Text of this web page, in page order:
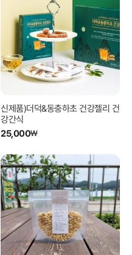
신제품)더덕&동충하초 건강젤리 건
강간식
25,000₩